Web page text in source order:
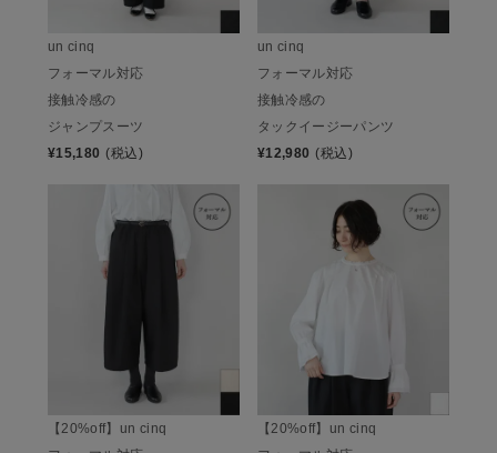
un cinq
フォーマル対応
接触冷感の
ジャンプスーツ
¥15,180 (税込)
un cinq
フォーマル対応
接触冷感の
タックイージーパンツ
¥12,980 (税込)
【20%off】un cinq
【20%off】un cinq